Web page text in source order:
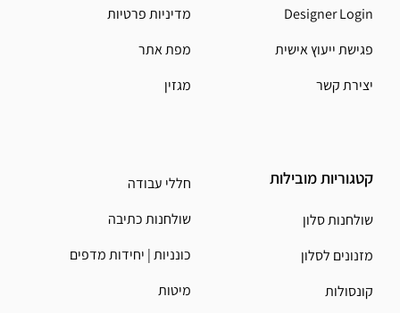
Designer Login
פגישת ייעוץ אישית
יצירת קשר
קטגוריות מובילות
שולחנות סלון
מזנונים לסלון
קונסולות
מדיניות פרטיות
מפת אתר
מגזין
חללי עבודה
שולחנות כתיבה
כונניות | יחידות מדפים
מיטות